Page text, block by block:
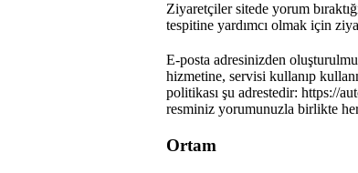
Ziyaretçiler sitede yorum
tespitine yardımcı olmak için
E-posta adresinizden
hizmetine, servisi kullanıp
politikası şu adrestedir: https://
resminiz yorumunuzla birlikte
Ortam